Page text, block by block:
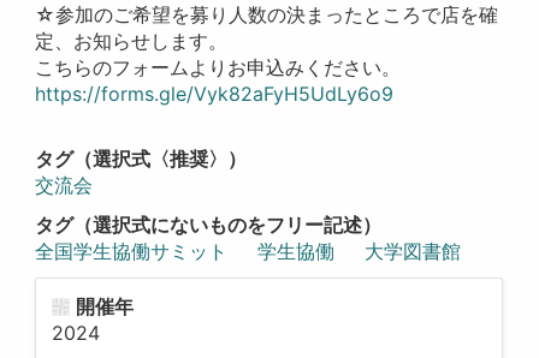
☆参加のご希望を募り人数の決まったところで店を確
定、お知らせします。
こちらのフォームよりお申込みください。
https://forms.gle/Vyk82aFyH5UdLy6o9
タグ（選択式〈推奨〉）
交流会
タグ（選択式にないものをフリー記述）
全国学生協働サミット
学生協働 大学図書館
開催年
2024